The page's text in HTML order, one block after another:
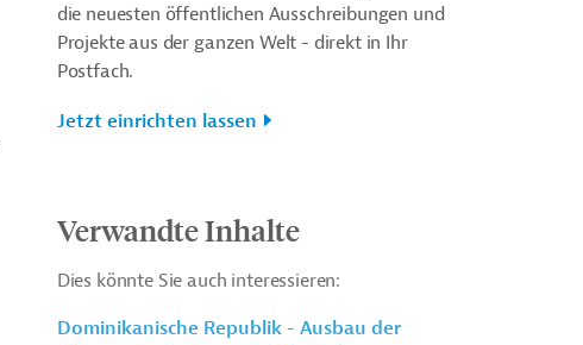
die neuesten öffentlichen Ausschreibungen und
Projekte aus der ganzen Welt - direkt in Ihr
Postfach.
Jetzt einrichten lassen
Verwandte Inhalte
Dies könnte Sie auch interessieren:
Dominikanische Republik - Ausbau der